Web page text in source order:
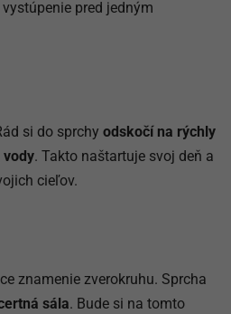
pred jedným
si do sprchy odskočí na rýchly
. Takto naštartuje svoj deň a
cieľov.
znamenie zverokruhu. Sprcha
sála. Bude si na tomto